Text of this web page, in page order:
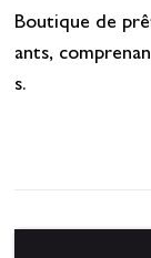
Boutique de
ants,
s.